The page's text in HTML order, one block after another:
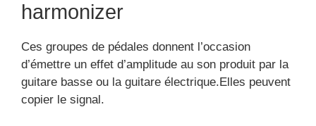
harmonizer
Ces groupes de pédales donnent l’occasion
d’émettre un effet d’amplitude au son produit par la
guitare basse ou la guitare électrique.Elles peuvent
copier le signal.